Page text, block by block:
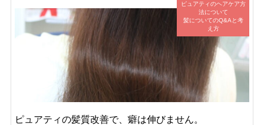
ピュアティのヘアケア方
法について
髪についてのQ&Aと考
え方
ピュアティの髪質改善で、癖は伸びません。